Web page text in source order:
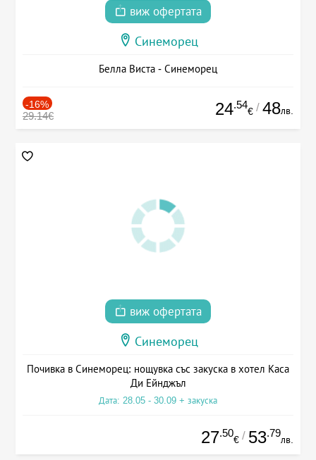
виж офертата
Синеморец
Белла Виста - Синеморец
-16%
29.14€ 24.54
€ / 48лв.
виж офертата
Синеморец
Почивка в Синеморец: нощувка със закуска в хотел Каса
Ди Ейнджъл
Дата: 28.05 - 30.09 + закуска
27.50
€ / 53.79
лв.